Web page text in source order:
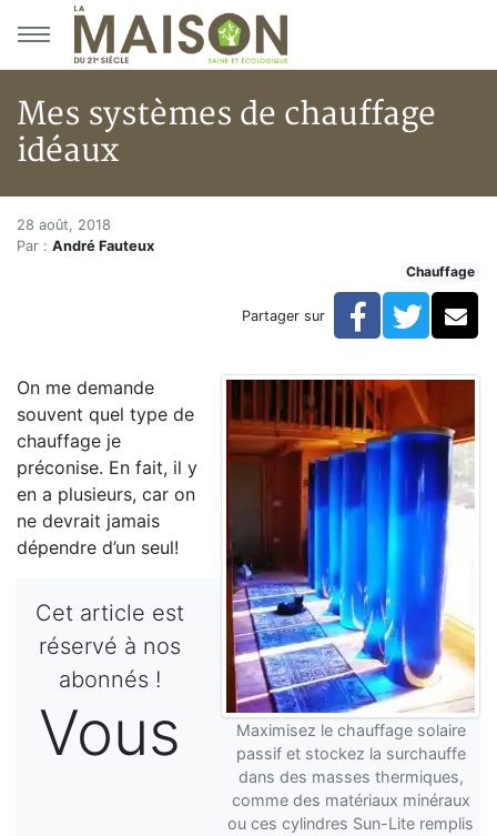
Aller au menu principal
Aller au contenu principal
Mes systèmes de chauffage
idéaux
Accueil
Articles
Mes systèmes de chauffage idéaux
Mes systèmes de chauffage
28 août, 2018
Par : André Fauteux
Chauffage
Partager sur Facebook
Maximisez le chauffage solaire
passif et stockez la surchauffe
dans des masses thermiques,
comme des matériaux minéraux
ou ces cylindres Sun-Lite remplis
On me demande
souvent quel type de
chauffage je
préconise. En fait, il y
en a plusieurs, car on
ne devrait jamais
dépendre d’un seul!
Cet article est
réservé à nos
abonnés !
Vous